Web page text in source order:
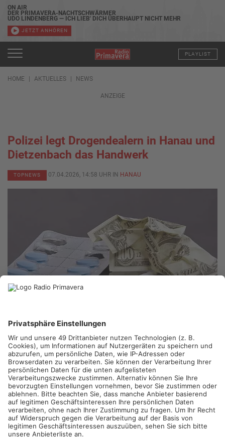
ON AIR
DER PRIMAVERA-NACHTSCHWÄRMER
UDO LINDENBERG — ICH LIEB' DICH ÜBERHAUPT NICHT MEHR
JETZT ANHÖREN
PLAYLIST
HOME AKTUELLES NEWS
ANZEIGE
Polizei legt Drogendealern in Hanau und
Dietzenbach das Handwerk
TOPNEWS 07.04.2026, 14:58 UHR IN HANAU
HANAU.Gleich zweimal haben Polizisten im Primaveraland
jüngst Drogendealern das Handwerk gelegt. In Hanau fanden
sie Drogen im Wert von mehreren zehntausend Euro – in
Dietzenbach wurden drei Männer festgenommen. Nach einem
Hinweis durchsuchten Beamte ein Lager „Vor der
Kinzigbrücke“ in Hanau und wurden prompt fündig: Im Raum
befand sich neben Heroin, Kokain und Haschisch auch das
dazugehörige Equipment. Wem das Drogen-Lager gehört, ist
aber noch unklar. Wie am Nachmittag bekannt wurde, konnten